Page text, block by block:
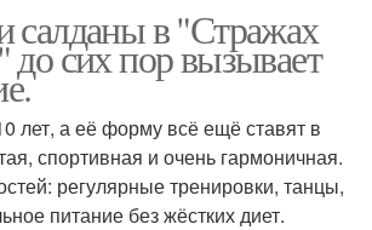
салданы в "Стражах
до сих пор вызывает
лет, а её форму всё ещё ставят в
спортивная и очень гармоничная.
регулярные тренировки, танцы,
питание без жёстких диет.